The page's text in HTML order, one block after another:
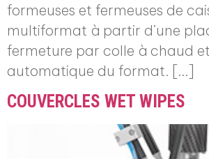
formeuses et fermeuses de
multiformat à partir d’une
fermeture par colle à chaud
automatique du format. […]
COUVERCLES WET WIPES